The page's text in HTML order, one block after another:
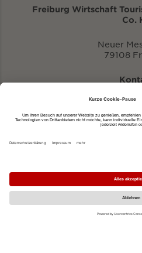
Freiburg Wirtschaft
Co.
Neuer
79108